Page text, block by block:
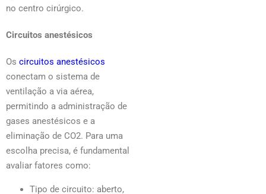
no centro cirúrgico.
Circuitos anestésicos
Os circuitos anestésicos
conectam o sistema de
ventilação a via aérea,
permitindo a administração de
gases anestésicos e a
eliminação de CO2. Para uma
escolha precisa, é fundamental
avaliar fatores como:
Tipo de circuito: aberto,